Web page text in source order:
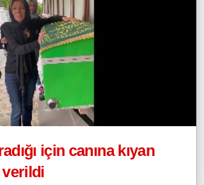
için canına kıyan